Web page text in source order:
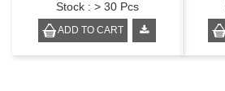
Stock : > 30 Pcs
ADD TO CART